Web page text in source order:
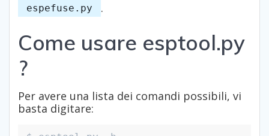
espefuse.py .
Come usare esptool.py
?
Per avere una lista dei comandi possibili, vi
basta digitare: